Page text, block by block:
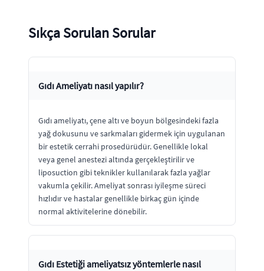
Sıkça Sorulan Sorular
Gıdı Ameliyatı nasıl yapılır?
Gıdı ameliyatı, çene altı ve boyun bölgesindeki fazla
yağ dokusunu ve sarkmaları gidermek için uygulanan
bir estetik cerrahi prosedürüdür. Genellikle lokal
veya genel anestezi altında gerçekleştirilir ve
liposuction gibi teknikler kullanılarak fazla yağlar
vakumla çekilir. Ameliyat sonrası iyileşme süreci
hızlıdır ve hastalar genellikle birkaç gün içinde
normal aktivitelerine dönebilir.
Gıdı Estetiği ameliyatsız yöntemlerle nasıl